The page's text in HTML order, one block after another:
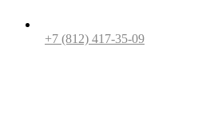
+7 (812) 417-35-09